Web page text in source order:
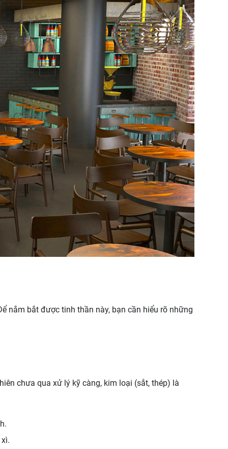
nắm bắt được tinh thần này, bạn cần hiểu rõ những
chưa qua xử lý kỹ càng, kim loại (sắt, thép) là